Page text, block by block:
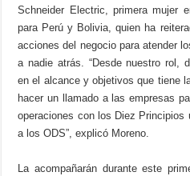
Schneider Electric, primera mujer
para Perú y Bolivia, quien ha
acciones del negocio para atender
a nadie atrás. “Desde nuestro rol,
en el alcance y objetivos que tiene
hacer un llamado a las empresas
operaciones con los Diez
a los ODS”, explicó Moreno.
La acompañarán durante este